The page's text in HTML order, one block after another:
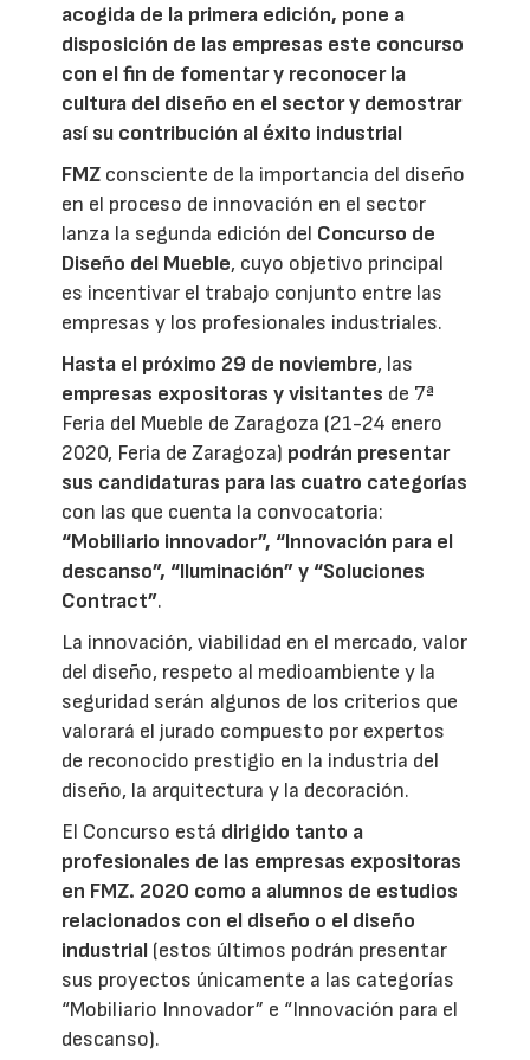
acogida de la primera edición, pone a
disposición de las empresas este concurso
con el fin de fomentar y reconocer la
cultura del diseño en el sector y demostrar
así su contribución al éxito industrial
FMZ consciente de la importancia del diseño
en el proceso de innovación en el sector
lanza la segunda edición del Concurso de
Diseño del Mueble, cuyo objetivo principal
es incentivar el trabajo conjunto entre las
empresas y los profesionales industriales.
Hasta el próximo 29 de noviembre, las
empresas expositoras y visitantes de 7ª
Feria del Mueble de Zaragoza (21-24 enero
2020, Feria de Zaragoza) podrán presentar
sus candidaturas para las cuatro categorías
con las que cuenta la convocatoria:
“Mobiliario innovador”, “Innovación para el
descanso”, “Iluminación” y “Soluciones
Contract”.
La innovación, viabilidad en el mercado, valor
del diseño, respeto al medioambiente y la
seguridad serán algunos de los criterios que
valorará el jurado compuesto por expertos
de reconocido prestigio en la industria del
diseño, la arquitectura y la decoración.
El Concurso está dirigido tanto a
profesionales de las empresas expositoras
en FMZ. 2020 como a alumnos de estudios
relacionados con el diseño o el diseño
industrial (estos últimos podrán presentar
sus proyectos únicamente a las categorías
“Mobiliario Innovador” e “Innovación para el
descanso).